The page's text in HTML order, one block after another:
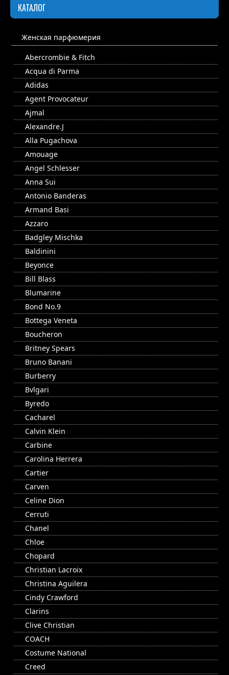
КАТАЛОГ
Женская парфюмерия
Abercrombie & Fitch
Acqua di Parma
Adidas
Agent Provocateur
Ajmal
Alexandre.J
Alla Pugachova
Amouage
Angel Schlesser
Anna Sui
Antonio Banderas
Armand Basi
Azzaro
Badgley Mischka
Baldinini
Beyonce
Bill Blass
Blumarine
Bond No.9
Bottega Veneta
Boucheron
Britney Spears
Bruno Banani
Burberry
Bvlgari
Byredo
Cacharel
Calvin Klein
Carbine
Carolina Herrera
Cartier
Carven
Celine Dion
Cerruti
Chanel
Chloe
Chopard
Christian Lacroix
Christina Aguilera
Cindy Crawford
Clarins
Clive Christian
COACH
Costume National
Creed